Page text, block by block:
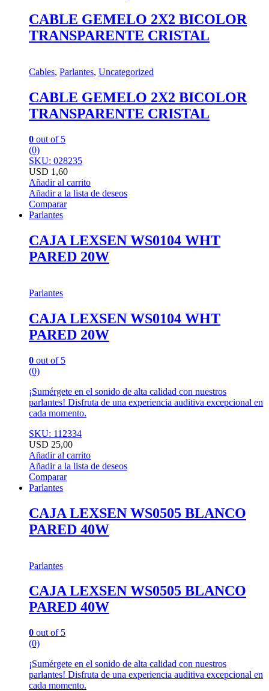
CABLE GEMELO 2X2 BICOLOR
TRANSPARENTE CRISTAL
Cables, Parlantes, Uncategorized
CABLE GEMELO 2X2 BICOLOR
TRANSPARENTE CRISTAL
0 out of 5
(0)
SKU: 028235
USD 1,60
Añadir al carrito
Añadir a la lista de deseos
Comparar
Parlantes
CAJA LEXSEN WS0104 WHT
PARED 20W
Parlantes
CAJA LEXSEN WS0104 WHT
PARED 20W
0 out of 5
(0)
¡Sumérgete en el sonido de alta calidad con nuestros
parlantes! Disfruta de una experiencia auditiva excepcional en
cada momento.
SKU: 112334
USD 25,00
Añadir al carrito
Añadir a la lista de deseos
Comparar
Parlantes
CAJA LEXSEN WS0505 BLANCO
PARED 40W
Parlantes
CAJA LEXSEN WS0505 BLANCO
PARED 40W
0 out of 5
(0)
¡Sumérgete en el sonido de alta calidad con nuestros
parlantes! Disfruta de una experiencia auditiva excepcional en
cada momento.